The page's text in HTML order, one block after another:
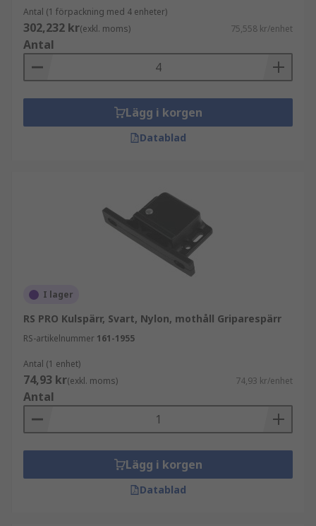
Rullhållare
: En rullhållare är en typ av
dörrhållare som använder en fjäderbelastad
rulle och ett slutbleck.
Rullhållarmekanismen består av ett hölje
med en rulle och en fjäder.
Magnetiska hållare:Dessa hållare
använder magneter för att hålla dörren på
plats. De består av en magnet inbäddad i ett
hölje och en metallplatta på dörrkarmen.
Tillämpningar
Kontor och kommersiella byggnader
Möbler och skåp
Båt- och marinatillämpningar
Industriella och kommersiella miljöer:
Antal (1 förpackning med 4 enheter)
302,232 kr(exkl. moms) 75,558 kr/enhet
Antal
Lägg i korgen
Datablad
I lager
RS PRO Kulspärr, Svart, Nylon, mothåll Griparespärr
RS-artikelnummer 161-1955
Antal (1 enhet)
74,93 kr(exkl. moms) 74,93 kr/enhet
Antal
Lägg i korgen
Datablad